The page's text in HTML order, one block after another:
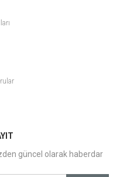
güncel olarak haberdar